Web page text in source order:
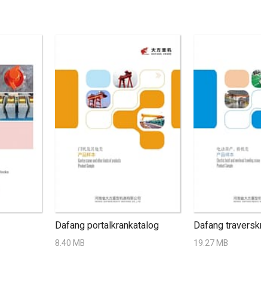
Dafang portalkrankatalog
8.40 MB
Dafang
19.27 MB